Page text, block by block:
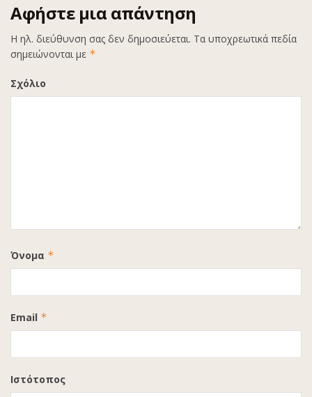
Αφήστε μια απάντηση
Η ηλ. διεύθυνση σας δεν δημοσιεύεται. Τα υποχρεωτικά πεδία
σημειώνονται με *
Σχόλιο
Όνομα *
Email *
Ιστότοπος